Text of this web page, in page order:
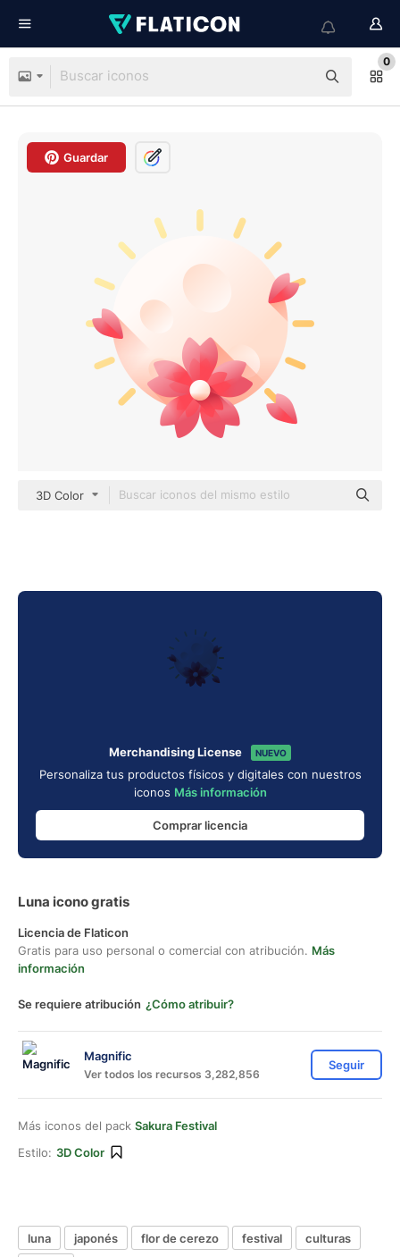
0
Guardar
3D Color
Merchandising License NUEVO
Personaliza tus productos físicos y digitales con nuestros
iconos Más información
Comprar licencia
Luna icono gratis
Licencia de Flaticon
Gratis para uso personal o comercial con atribución. Más
información
Se requiere atribución ¿Cómo atribuir?
Magnific
Ver todos los recursos 3,282,856
Seguir
Más iconos del pack Sakura Festival
Estilo: 3D Color
luna japonés flor de cerezo festival
culturas